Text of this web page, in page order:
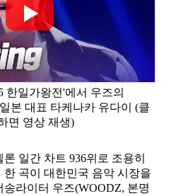
한일가왕전'에서 우즈의
본 대표 타케나카 유다이 (클
면 영상 재생)
일간 차트 936위로 조용히
한 곡이 대한민국 음악 시장을
라이터 우즈(WOODZ, 본명